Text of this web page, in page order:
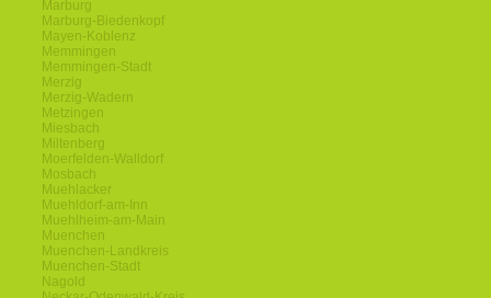
Marburg
Marburg-Biedenkopf
Mayen-Koblenz
Memmingen
Memmingen-Stadt
Merzig
Merzig-Wadern
Metzingen
Miesbach
Miltenberg
Moerfelden-Walldorf
Mosbach
Muehlacker
Muehldorf-am-Inn
Muehlheim-am-Main
Muenchen
Muenchen-Landkreis
Muenchen-Stadt
Nagold